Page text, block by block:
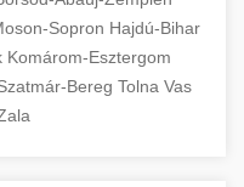
Sopron Hajdú-Bihar
Komárom-Esztergom
Bereg Tolna Vas